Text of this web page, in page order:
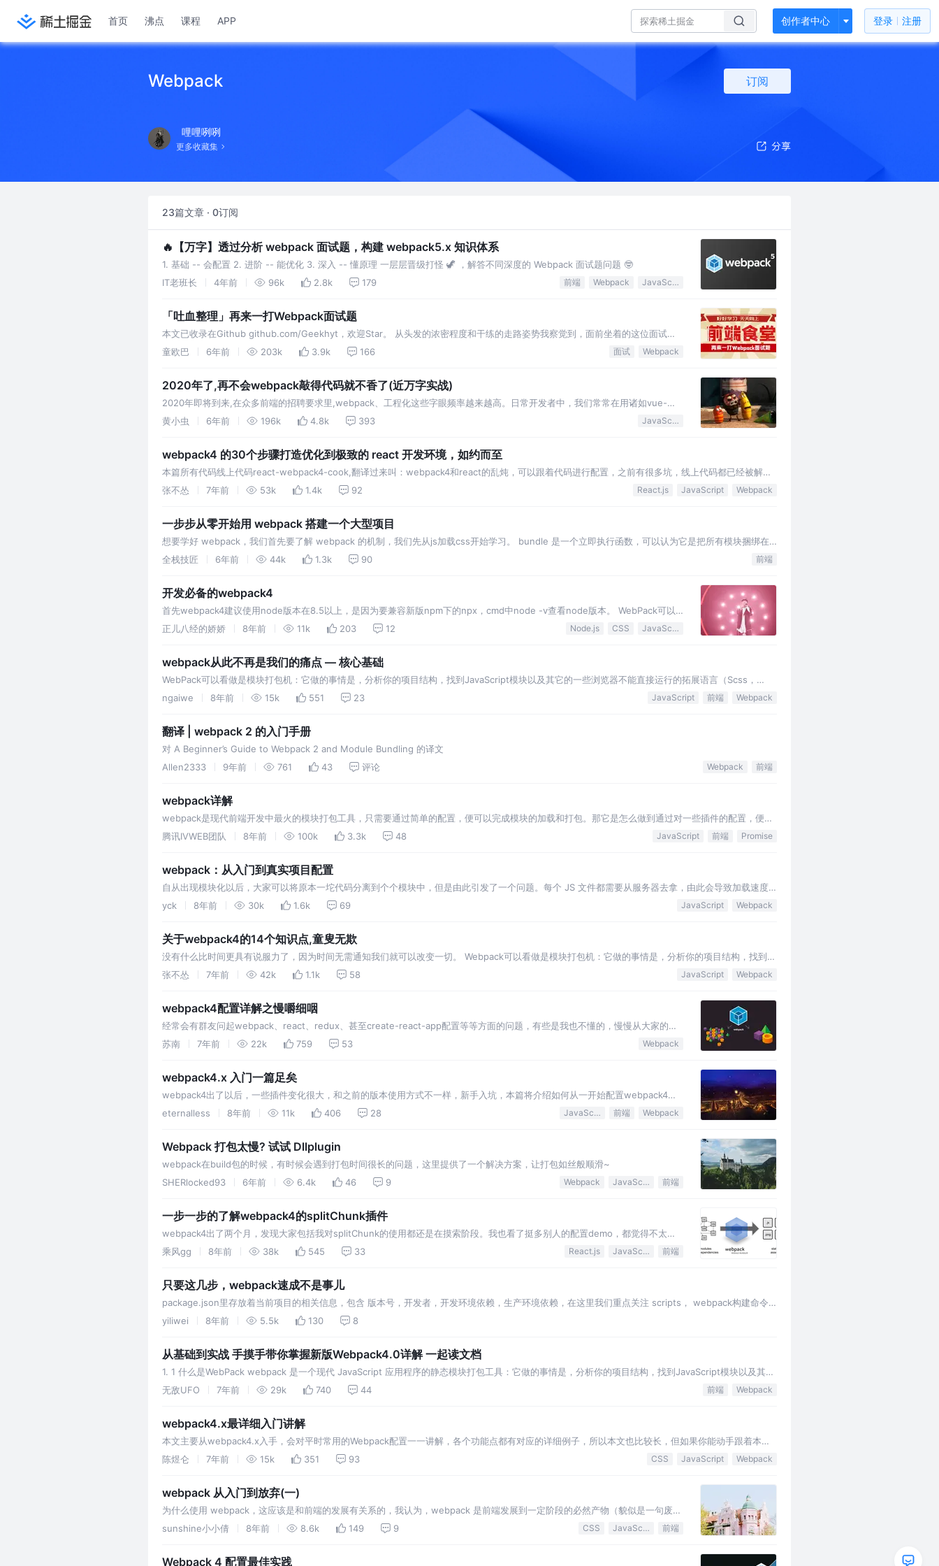
首页 沸点 课程 APP 创作者中心 登录 注册
Webpack 订阅
哩哩咧咧
更多收藏集
23篇文章 · 0订阅
🔥【万字】透过分析 webpack 面试题，构建 webpack5.x 知识体系
1. 基础 -- 会配置 2. 进阶 -- 能优化 3. 深入 -- 懂原理 一层层晋级打怪 🦖 ，解答不同深度的 Webpack 面试题问题 🤓
IT老班长
4年前 96k 2.8k 179 前端 Webpack JavaScript
「吐血整理」再来一打Webpack面试题
本文已收录在Github github.com/Geekhyt，欢迎Star。 从头发的浓密程度和干练的走路姿势我察觉到，面前坐着的这位面试官
也是一把好手。我像以往一样，准备花3分钟的时间进行自我介绍。在此期间，我的目光被16寸的MacBook Pro所吸引，这次的自
童欧巴 6年前 203k 3.9k 166 面试 Webpack
2020年了,再不会webpack敲得代码就不香了(近万字实战)
2020年即将到来,在众多前端的招聘要求里,webpack、工程化这些字眼频率越来越高。日常开发者中，我们常常在用诸如vue-
cli、create-react-app的脚手架来构建我们的项目。但是如果你想在团队脱颖而出(鹤立鸡群)、拿到更好的offer(还房贷)，那么你
黄小虫 6年前 196k 4.8k 393 JavaScript
webpack4 的30个步骤打造优化到极致的 react 开发环境，如约而至
本篇所有代码线上代码react-webpack4-cook,翻译过来叫：webpack4和react的乱炖，可以跟着代码进行配置，之前有很多坑，线上代码都已经被解决
了 。如果对您有帮助，不妨给个star.点赞关注不迷路 一篇文章不写前言总感觉不太正式，大概介绍下我是怎么完成一个…
张不怂 7年前 53k 1.4k 92 React.js JavaScript Webpack
一步步从零开始用 webpack 搭建一个大型项目
想要学好 webpack，我们首先要了解 webpack 的机制，我们先从js加载css开始学习。 bundle 是一个立即执行函数，可以认为它是把所有模块捆绑在
一起的一个巨型模块。 学习一个工具我们不仅要看懂它的配置，还要对它的原理一起了解，只有学到框架的精髓，我们才能应对如…
全栈技匠 6年前 44k 1.3k 90 前端
开发必备的webpack4
首先webpack4建议使用node版本在8.5以上，是因为要兼容新版npm下的npx，cmd中node -v查看node版本。 WebPack可以
看做是模块打包机：它做的事情是，分析你的项目结构，找到JavaScript模块以及其它的一些浏览器不能直接运行的拓展语言
正儿八经的娇娇 8年前 11k 203 12 Node.js CSS JavaScript
webpack从此不再是我们的痛点 — 核心基础
WebPack可以看做是模块打包机：它做的事情是，分析你的项目结构，找到JavaScript模块以及其它的一些浏览器不能直接运行的拓展语言（Scss，
TypeScript等），并将其打包为合适的格式以供浏览器使用。并且跟具你的在项目中的各种需求，实现自动化处理，解放我们的生产力…
ngaiwe 8年前 15k 551 23 JavaScript 前端 Webpack
翻译 | webpack 2 的入门手册
对 A Beginner’s Guide to Webpack 2 and Module Bundling 的译文
Allen2333
9年前 761 43 评论 Webpack 前端
webpack详解
webpack是现代前端开发中最火的模块打包工具，只需要通过简单的配置，便可以完成模块的加载和打包。那它是怎么做到通过对一些插件的配置，便可
以轻松实现对代码的构建呢？ Plugins：Loaders将各类型的文件处理成webpack能够处理的模块，plugins有着很强的能力。…
腾讯IVWEB团队 8年前 100k 3.3k 48 JavaScript 前端 Promise
webpack：从入门到真实项目配置
自从出现模块化以后，大家可以将原本一坨代码分离到个个模块中，但是由此引发了一个问题。每个 JS 文件都需要从服务器去拿，由此会导致加载速度
变慢。Webpack 最主要的目的就是为了解决这个问题，将所有小文件打包成一个或多个大文件，官网的图片很好的诠释了这个事情，除此之外，Web…
yck 8年前 30k 1.6k 69 JavaScript Webpack
关于webpack4的14个知识点,童叟无欺
没有什么比时间更具有说服力了，因为时间无需通知我们就可以改变一切。 Webpack可以看做是模块打包机：它做的事情是，分析你的项目结构，找到
JavaScript模块以及其它的一些浏览器不能直接运行的拓展语言（Scss，TypeScript等），并将其打包为合适的格式以供浏览器使…
张不怂 7年前 42k 1.1k 58 JavaScript Webpack
webpack4配置详解之慢嚼细咽
经常会有群友问起webpack、react、redux、甚至create-react-app配置等等方面的问题，有些是我也不懂的，慢慢从大家的相
互交流中，也学到了不少。 ​ 今天就尝试着一起来聊聊Webpack吧，旨在帮大家加深理解、新手更容易上路，都能从0到1搭建配置
苏南 7年前 22k 759 53 Webpack
webpack4.x 入门一篇足矣
webpack4出了以后，一些插件变化很大，和之前的版本使用方式不一样，新手入坑，本篇将介绍如何从一开始配置webpack4的
开发版本，对css，js进行编译打包合并生成md5，CSS中的图片处理，js自动注入html页，删除指定文件，提取公共文件，热更新
eternalless 8年前 11k 406 28 JavaScript 前端 Webpack
Webpack 打包太慢? 试试 Dllplugin
webpack在build包的时候，有时候会遇到打包时间很长的问题，这里提供了一个解决方案，让打包如丝般顺滑~
SHERlocked93
6年前 6.4k 46 9 Webpack JavaScript 前端
一步一步的了解webpack4的splitChunk插件
webpack4出了两个月，发现大家包括我对splitChunk的使用都还是在摸索阶段。我也看了挺多别人的配置demo，都觉得不太满
意或者没得到太好的解惑，issue 下面的问题也没什么人回复，只能自己操作了，顺便记录下来，如果大家有更好的，欢迎评论区
乘风gg 8年前 38k 545 33 React.js JavaScript 前端
只要这几步，webpack速成不是事儿
package.json里存放着当前项目的相关信息，包含 版本号，开发者，开发环境依赖，生产环境依赖，在这里我们重点关注 scripts， webpack构建命令
在这里配置。 引入并调用该插件。执行npx webpack命令。则会帮你在dist目录，自动创建相应的html和js…
yiliwei 8年前 5.5k 130 8
从基础到实战 手摸手带你掌握新版Webpack4.0详解 一起读文档
1. 1 什么是WebPack webpack 是一个现代 JavaScript 应用程序的静态模块打包工具：它做的事情是，分析你的项目结构，找到JavaScript模块以及其它
的一些浏览器不能直接运行的拓展语言（Scss，TypeScript等），并生成一个或多个 bundl…
无敌UFO 7年前 29k 740 44 前端 Webpack
webpack4.x最详细入门讲解
本文主要从webpack4.x入手，会对平时常用的Webpack配置一一讲解，各个功能点都有对应的详细例子，所以本文也比较长，但如果你能动手跟着本文
中的例子完整写一次，相信你会觉得Webpack也不过如此。 简单来说，它其实就是一个模块打包器。 如果像以前开发时一个html文件…
陈煜仑 7年前 15k 351 93 CSS JavaScript Webpack
webpack 从入门到放弃(一)
为什么使用 webpack，这应该是和前端的发展有关系的，我认为，webpack 是前端发展到一定阶段的必然产物（貌似是一句废
话）。 因为计算机网络的飞速发展，导致 web 前端也在迅猛发展。最初的实践方案已经不能满足我们的需求，于是，越来越多的
sunshine小小倩 8年前 8.6k 149 9 CSS JavaScript 前端
Webpack 4 配置最佳实践